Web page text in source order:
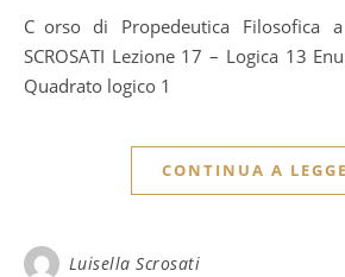
Corso di Propedeutica Filosofica a cura di LUISELLA
SCROSATI Lezione 17 – Logica 13
Quadrato logico 1
CONTINUA A
Luisella Scrosati